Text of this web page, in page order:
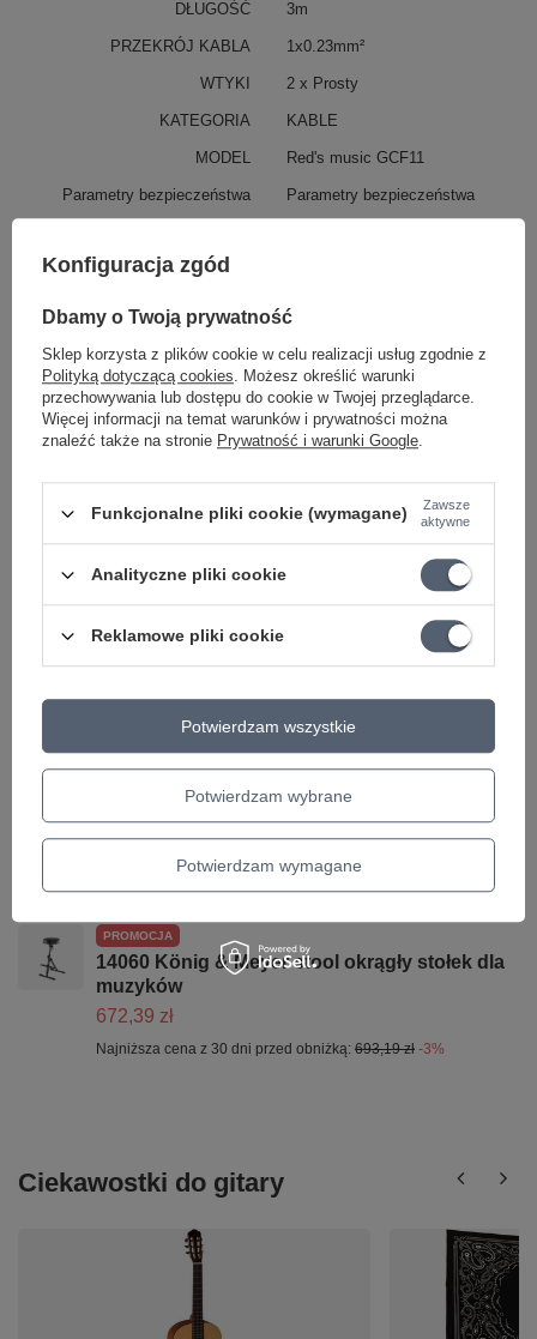
DŁUGOŚĆ 3m
PRZEKRÓJ KABLA 1x0.23mm²
WTYKI 2 x Prosty
KATEGORIA KABLE
MODEL Red's music GCF11
Parametry bezpieczeństwa Parametry bezpieczeństwa
Może potrzebujesz tego do gitary
PROMOCJA
Dunlop 6554 Lemon Oil Fretboard Preparat do
czyszczenia i konserwacji podstrunnicy
39,36 zł
Pas do gitary Richter Raw V Nappa czarny
413,62 zł
-3%
przewodów zasilających o średnicy 1/4" 10 szt
Najniższa cena z 30 dni przed obniżką:46,36 zł -3%
K&M 17680 Memphis 10 statyw do gitary
Najniższa cena z 30 dni przed obniżką:132,00 zł -3%
PROMOCJA
14060 König & Meyer stool okrągły stołek dla
muzyków
672,39 zł
Najniższa cena z 30 dni przed obniżką: 693,19 zł -3%
Ciekawostki do gitary
Konfiguracja zgód
Dbamy o Twoją prywatność
Sklep korzysta z plików cookie w celu realizacji usług zgodnie z
Polityką dotyczącą cookies. Możesz określić warunki
przechowywania lub dostępu do cookie w Twojej przeglądarce.
Więcej informacji na temat warunków i prywatności można
znaleźć także na stronie Prywatność i warunki Google.
Funkcjonalne pliki cookie (wymagane)
Zawsze
aktywne
Analityczne pliki cookie
Reklamowe pliki cookie
Potwierdzam wybrane
Potwierdzam wymagane
Potwierdzam wszystkie